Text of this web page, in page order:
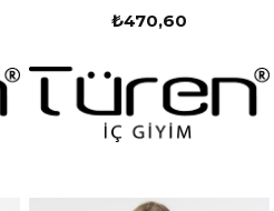
₺470,60